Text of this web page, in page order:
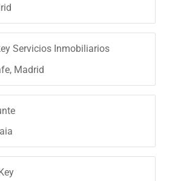
Servicios Inmobiliarios
Madrid